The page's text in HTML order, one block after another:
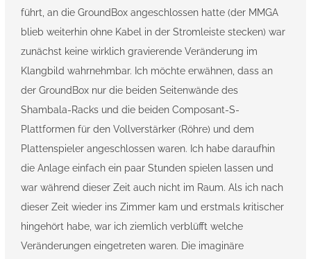
führt, an die GroundBox angeschlossen hatte (der MMGA
blieb weiterhin ohne Kabel in der Stromleiste stecken) war
zunächst keine wirklich gravierende Veränderung im
Klangbild wahrnehmbar. Ich möchte erwähnen, dass an
der GroundBox nur die beiden Seitenwände des
Shambala-Racks und die beiden Composant-S-
Plattformen für den Vollverstärker (Röhre) und dem
Plattenspieler angeschlossen waren. Ich habe daraufhin
die Anlage einfach ein paar Stunden spielen lassen und
war während dieser Zeit auch nicht im Raum. Als ich nach
dieser Zeit wieder ins Zimmer kam und erstmals kritischer
hingehört habe, war ich ziemlich verblüfft welche
Veränderungen eingetreten waren. Die imaginäre